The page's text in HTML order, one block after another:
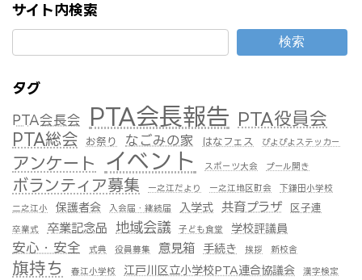
サイト内検索
検索
タグ
PTA会長会 PTA会長報告 PTA役員会
PTA総会 お祭り なごみの家 はなフェス ぴよぴよステッカー
アンケート イベント スポーツ大会 プール開き
ボランティア募集 一之江だより 一之江地区町会 下鎌田小学校
二之江小 保護者会 入会届・継続届 入学式 共育プラザ 区子連
卒業式 卒業記念品 地域会議 子ども食堂 学校評議員
安心・安全 式典 役員募集 意見箱 手続き 挨拶 新校舎
旗持ち 春江小学校 江戸川区立小学校PTA連合協議会 漢字検定